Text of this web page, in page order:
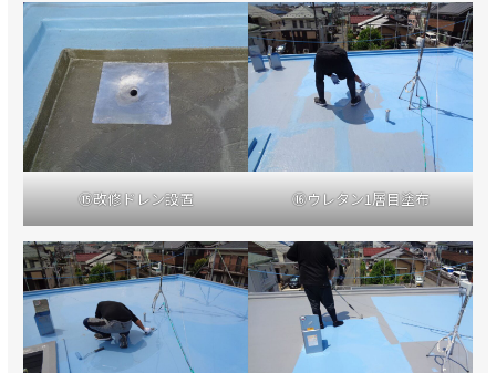
⑮改修ドレン設置 ⑯ウレタン1層目塗布